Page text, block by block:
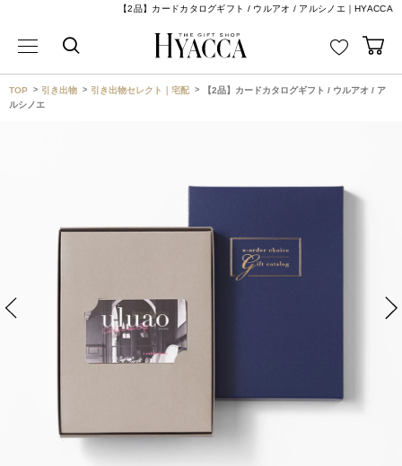
【2品】カードカタログギフト / ウルアオ / アルシノエ｜HYACCA
TOP 引き出物 引き出物セレクト｜宅配
【2品】カードカタログギフト / ウルアオ / ア
ルシノエ